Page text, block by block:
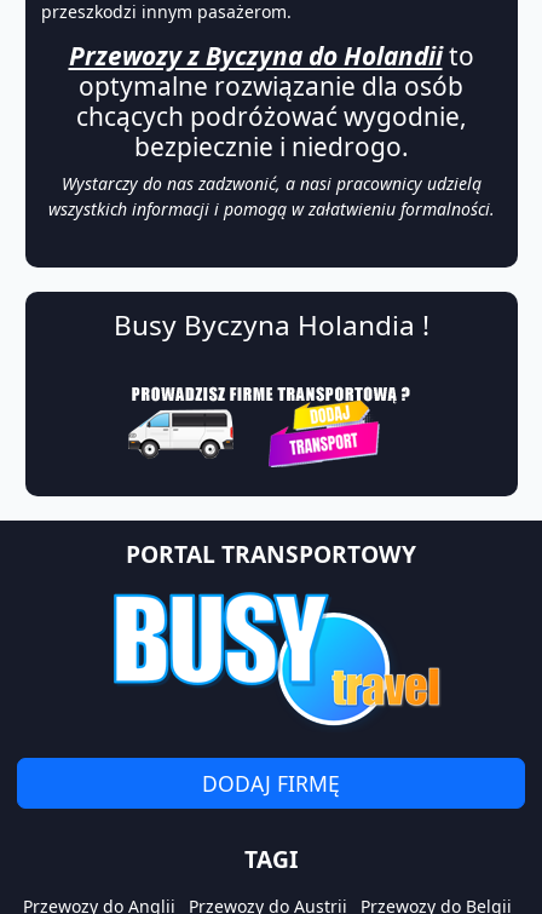
przeszkodzi innym pasażerom.
Przewozy z Byczyna do Holandiito
optymalne rozwiązanie dla osób
chcących podróżować wygodnie,
bezpiecznie i niedrogo.
Wystarczy do nas zadzwonić, a nasi pracownicy udzielą
wszystkich informacji i pomogą w załatwieniu formalności.
Busy Byczyna Holandia !
PORTAL TRANSPORTOWY
DODAJ FIRMĘ
TAGI
Przewozy do Anglii Przewozy do Austrii Przewozy do Belgii